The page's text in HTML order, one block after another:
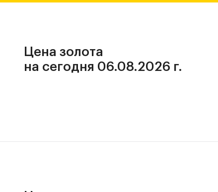
Цена золота
на сегодня 06.08.2026 г.